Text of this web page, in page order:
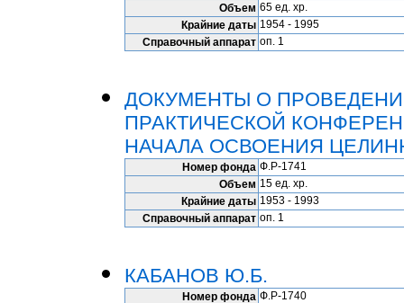
Объем 65 ед. хр.
Крайние даты 1954 - 1995
Справочный аппарат оп. 1
ДОКУМЕНТЫ О
ПРАКТИЧЕСКОЙ
НАЧАЛА ОСВОЕНИЯ
Номер фонда Ф.Р-1741
Объем 15 ед. хр.
Крайние даты 1953 - 1993
Справочный аппарат оп. 1
КАБАНОВ Ю.Б.
Номер фонда Ф.Р-1740